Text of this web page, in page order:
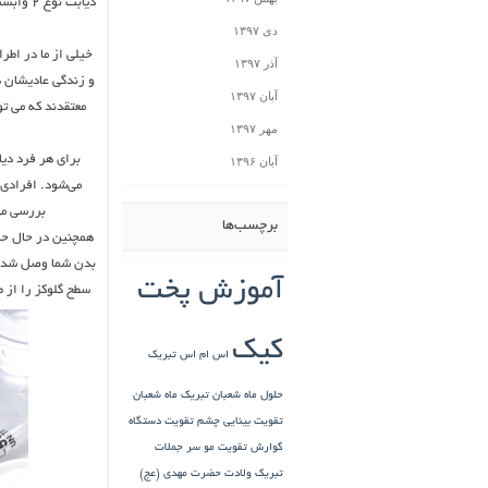
خیلی از ما در
و زندگی
معتقدند که می
برای هر فرد
می‌شود. افرادی
بررسی
بدن شما وصل شده
سطح گلوکز را از
دی ۱۳۹۷
آذر ۱۳۹۷
آبان ۱۳۹۷
مهر ۱۳۹۷
آبان ۱۳۹۶
برچسب‌ها
آموزش پخت
کیک اس ام اس تبریک
حلول ماه شعبان تبریک ماه شعبان
تقویت بینایی چشم تقویت دستگاه
گوارش تقویت مو سر جملات
تبریک ولادت حضرت مهدی (عج)